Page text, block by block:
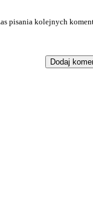
pisania kolejnych